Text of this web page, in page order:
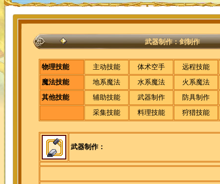
武器制作：剑制作
物理技能 主动技能 体术空手 远程技能
魔法技能 地系魔法 水系魔法 火系魔法
其他技能 辅助技能 武器制作 防具制作
采集技能 料理技能 狩猎技能
武器制作：